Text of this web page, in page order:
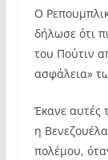
Ο
δήλωσε ότι
του Πούτιν
ασφάλεια»
Έκανε αυτές
η
πολέμου,